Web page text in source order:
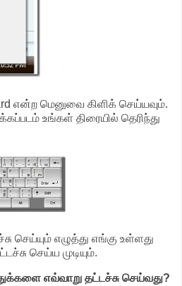
என்ற மெனுவை கிளிக் செய்யவும்.
உங்கள் திரையில் தெரிந்து
செய்யும் எழுத்து எங்கு உள்ளது
செய்ய முடியும்.
எவ்வாறு தட்டச்சு செய்வது?